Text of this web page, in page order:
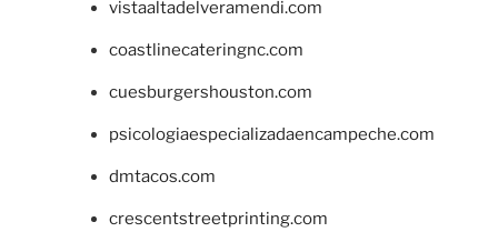
vistaaltadelveramendi.com
coastlinecateringnc.com
cuesburgershouston.com
psicologiaespecializadaencampeche.com
dmtacos.com
crescentstreetprinting.com